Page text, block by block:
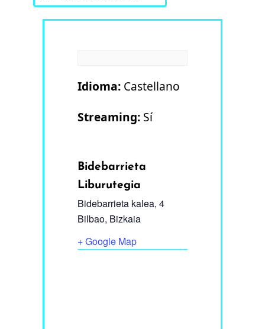
Idioma: Castellano
Streaming: Sí
Bidebarrieta
Liburutegia
Bidebarrieta kalea, 4
Bilbao, Bizkaia
+ Google Map